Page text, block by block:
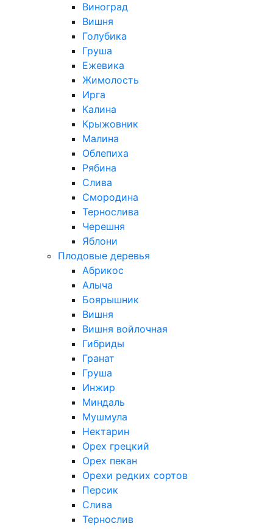
Виноград
Вишня
Голубика
Груша
Ежевика
Жимолость
Ирга
Калина
Крыжовник
Малина
Облепиха
Рябина
Слива
Смородина
Тернослива
Черешня
Яблони
Плодовые деревья
Абрикос
Алыча
Боярышник
Вишня
Вишня войлочная
Гибриды
Гранат
Груша
Инжир
Миндаль
Мушмула
Нектарин
Орех грецкий
Орех пекан
Орехи редких сортов
Персик
Слива
Тернослив